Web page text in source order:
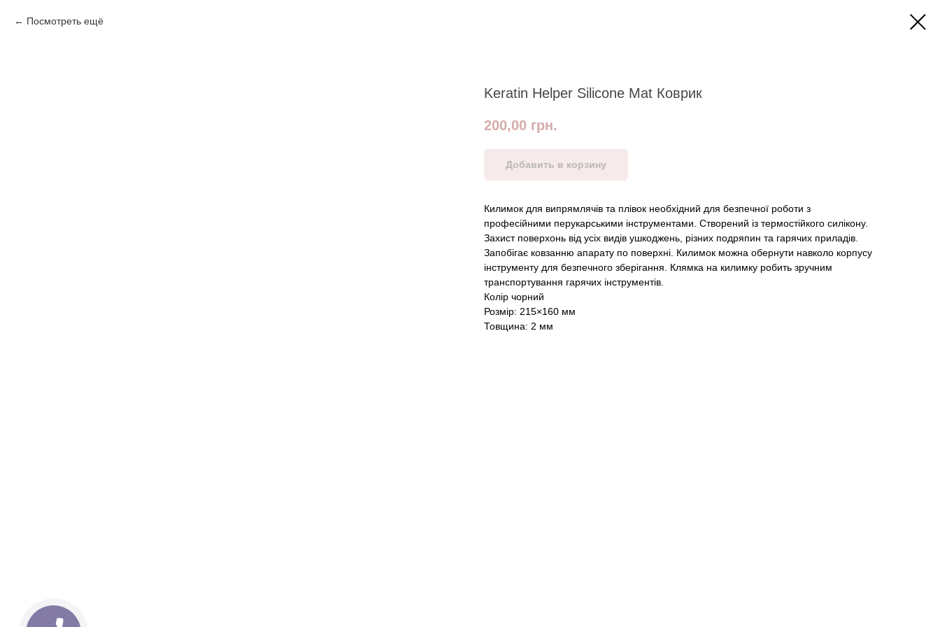
Посмотреть ещё
Keratin Helper Silicone Mat Коврик
200,00 грн.
Добавить в корзину
Килимок для випрямлячів та плівок необхідний для безпечної роботи з
професійними перукарськими інструментами. Створений із термостійкого силікону.
Захист поверхонь від усіх видів ушкоджень, різних подряпин та гарячих приладів.
Запобігає ковзанню апарату по поверхні. Килимок можна обернути навколо корпусу
інструменту для безпечного зберігання. Клямка на килимку робить зручним
транспортування гарячих інструментів.
Колір чорний
Розмір: 215×160 мм
Товщина: 2 мм